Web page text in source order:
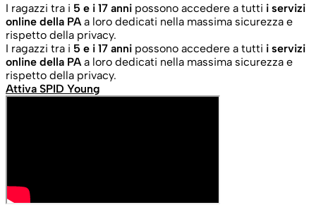
I ragazzi tra i 5 e i 17 anni possono accedere a tutti i servizi
online della PA a loro dedicati nella massima sicurezza e
rispetto della privacy.
I ragazzi tra i 5 e i 17 anni possono accedere a tutti i servizi
online della PA a loro dedicati nella massima sicurezza e
rispetto della privacy.
Attiva SPID Young